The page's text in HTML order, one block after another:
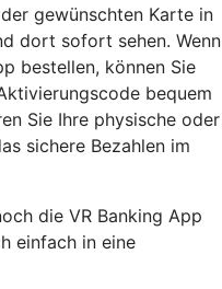
gewünschten Karte in
dort sofort sehen. Wenn
bestellen, können Sie
bequem
Sie Ihre physische oder
sichere Bezahlen im
die VR Banking App
einfach in eine